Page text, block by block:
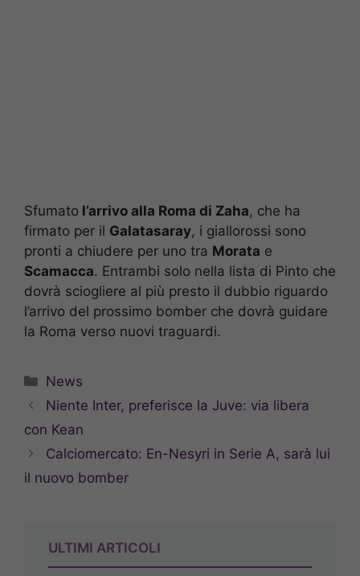
Sfumato l’arrivo alla Roma di Zaha, che ha
firmato per il Galatasaray, i giallorossi sono
pronti a chiudere per uno tra Morata e
Scamacca. Entrambi solo nella lista di Pinto che
dovrà sciogliere al più presto il dubbio riguardo
l’arrivo del prossimo bomber che dovrà guidare
la Roma verso nuovi traguardi.
Categorie
News
Niente Inter, preferisce la Juve: via libera
con Kean
Calciomercato: En-Nesyri in Serie A, sarà lui
il nuovo bomber
ULTIMI ARTICOLI